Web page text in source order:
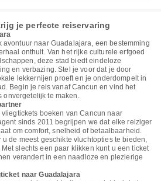
je perfecte reiservaring
avontuur naar Guadalajara, een bestemming
onthult. Van het rijke culturele erfgoed
deze stad biedt eindeloze
en verbazing. Stel je voor dat je door
lekkernijen proeft en je onderdompelt in
Begin je reis vanaf Cancun en vind het
onvergetelijk te maken.
boeken van Cancun naar
sinds 2011 begrijpen we dat elke reiziger
om comfort, snelheid of betaalbaarheid.
u de meest geschikte vluchtopties te bieden,
slechts een paar klikken kunt u een ticket
verandert in een naadloze en plezierige
naar Guadalajara